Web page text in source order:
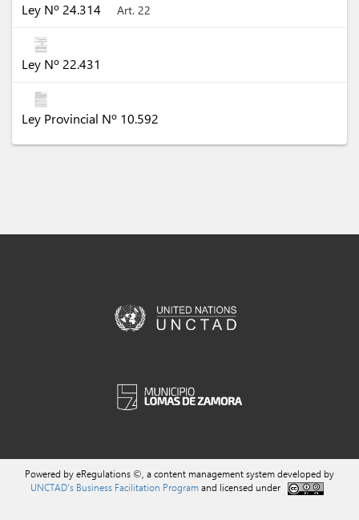
Ley Nº 24.314 Art. 22
Ley Nº 22.431
Ley Provincial Nº 10.592
Powered by eRegulations ©, a content management system developed by
UNCTAD's Business Facilitation Programand licensed under